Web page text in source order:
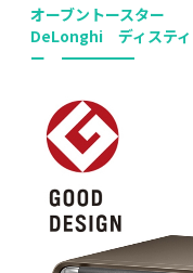
オーブントースター
DeLonghi ディスティ
ー